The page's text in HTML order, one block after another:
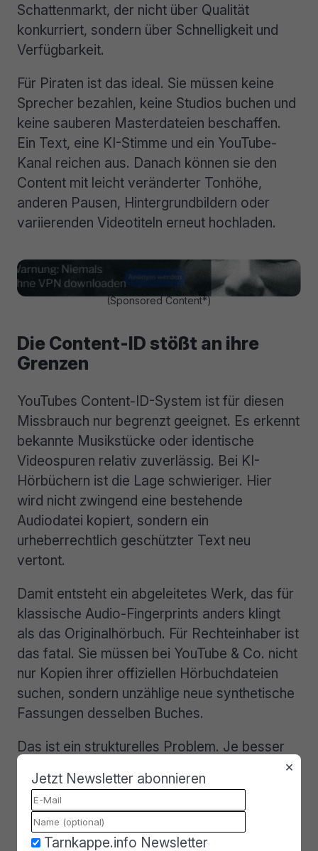
Schattenmarkt, der nicht über Qualität
konkurriert, sondern über Schnelligkeit und
Verfügbarkeit.
Für Piraten ist das ideal. Sie müssen keine
Sprecher bezahlen, keine Studios buchen und
keine sauberen Masterdateien beschaffen.
Ein Text, eine KI-Stimme und ein YouTube-
Kanal reichen aus. Danach können sie den
Content mit leicht veränderter Tonhöhe,
anderen Pausen, Hintergrundbildern oder
variierenden Videotiteln erneut hochladen.
(Sponsored Content*)
Die Content-ID stößt an ihre
Grenzen
YouTubes Content-ID-System ist für diesen
Missbrauch nur begrenzt geeignet. Es erkennt
bekannte Musikstücke oder identische
Videospuren relativ zuverlässig. Bei KI-
Hörbüchern ist die Lage schwieriger. Hier
wird nicht zwingend eine bestehende
Audiodatei kopiert, sondern ein
urheberrechtlich geschützter Text neu
vertont.
Damit entsteht ein abgeleitetes Werk, das für
klassische Audio-Fingerprints anders klingt
als das Originalhörbuch. Für Rechteinhaber ist
das fatal. Sie müssen bei YouTube & Co. nicht
nur Kopien ihrer offiziellen Hörbuchdateien
suchen, sondern unzählige neue synthetische
Fassungen desselben Buches.
Das ist ein strukturelles Problem. Je besser
die KI-Stimmen werden, desto weniger reicht
es aus, nach bekannten Audiosignaturen zu
suchen. Plattformen müssten stärker prüfen,
ob der zugrunde liegende Text
urheberrechtlich geschützt ist. Genau das ist
×
Jetzt Newsletter abonnieren
Tarnkappe.info Newsletter